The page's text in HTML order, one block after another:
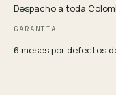
Despacho a toda
GARANTÍA
6 meses por defectos